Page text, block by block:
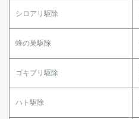
シロアリ駆除
蜂の巣駆除
ゴキブリ駆除
ハト駆除